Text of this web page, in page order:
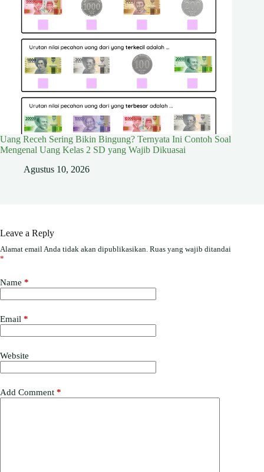
Uang Receh Sering Bikin Bingung? Ternyata Ini Contoh Soal
Mengenal Uang Kelas 2 SD yang Wajib Dikuasai
Agustus 10, 2026
Leave a Reply
Alamat email Anda tidak akan dipublikasikan. Ruas yang wajib ditandai
*
Name *
Email *
Website
Add Comment *